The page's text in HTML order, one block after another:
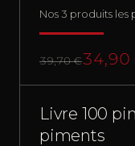
Nos 3 produits les
39,70 €34,90
Livre 100
piments